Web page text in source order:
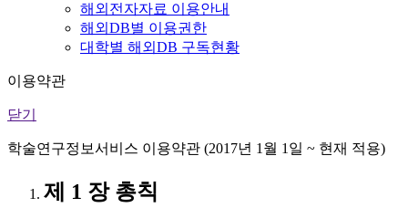
해외전자자료 이용안내
해외DB별 이용권한
대학별 해외DB 구독현황
이용약관
닫기
학술연구정보서비스 이용약관 (2017년 1월 1일 ~ 현재 적용)
제 1 장 총칙